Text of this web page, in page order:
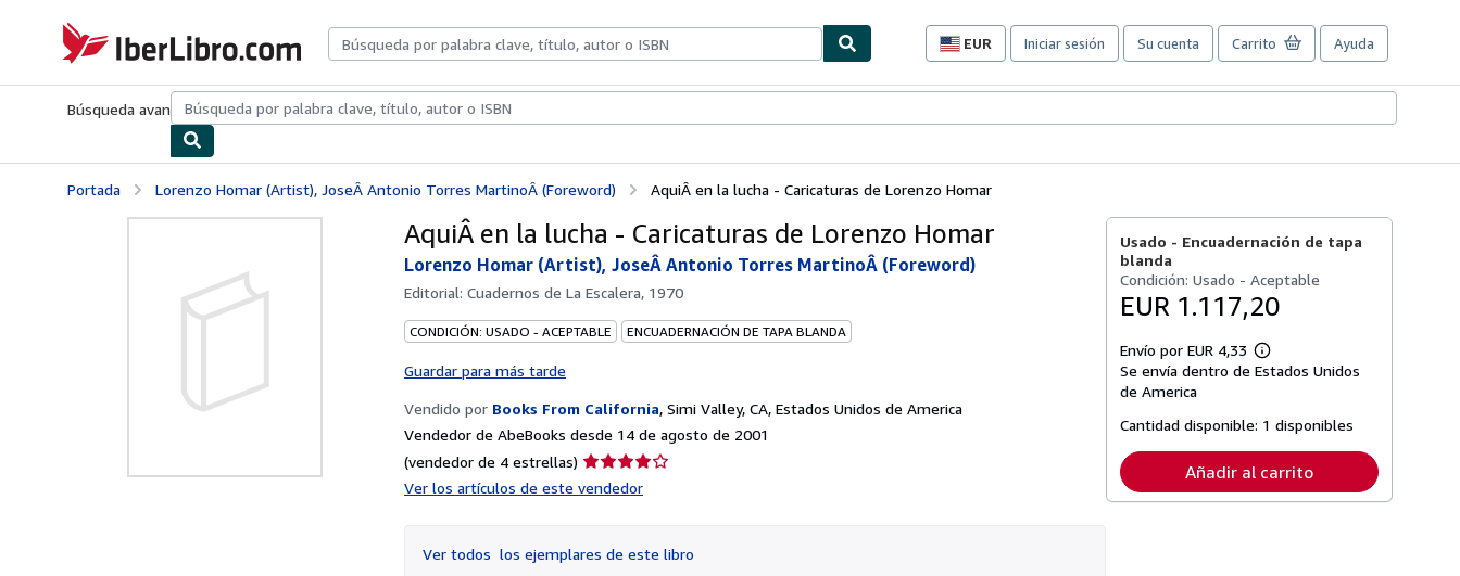
IberLibro.com
EUR
Preferencias
compra
sitio.
Iniciar sesión Su cuenta Carrito Ayuda
Búsqueda avanzadaColecciones Libros antiguosArte y coleccionismo
Portada Lorenzo Homar (Artist), JoseÂ Antonio Torres MartinoÂ (Foreword) AquiÂ en la lucha - Caricaturas de Lorenzo Homar
AquiÂ en la lucha - Caricaturas de Lorenzo Homar
Lorenzo Homar (Artist), JoseÂ Antonio Torres MartinoÂ (Foreword)
Editorial: Cuadernos de La Escalera, 1970
CONDICIÓN: USADO - ACEPTABLE ENCUADERNACIÓN DE TAPA BLANDA
Guardar para más tarde
Vendido por Books From California, Simi Valley, CA, Estados Unidos de America
Vendedor de AbeBooks desde 14 de agosto de 2001
(vendedor de 4 estrellas) Calificación
Ver los artículos de este vendedor
Ver todos los ejemplares de este libro
Usado - Encuadernación de tapa
blanda
Condición: Usado - Aceptable
EUR 1.117,20
Envío por EUR 4,33
Más
información
tarifas
envío
Se envía dentro de Estados Unidos
de America
Cantidad disponible: 1 disponibles
Añadir al carrito